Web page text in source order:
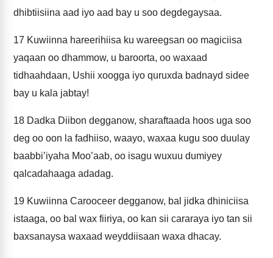
dhibtiisiina aad iyo aad bay u soo degdegaysaa.
17 Kuwiinna hareerihiisa ku wareegsan oo magiciisa
yaqaan oo dhammow, u baroorta, oo waxaad
tidhaahdaan, Ushii xoogga iyo quruxda badnayd sidee
bay u kala jabtay!
18 Dadka Diibon degganow, sharaftaada hoos uga soo
deg oo oon la fadhiiso, waayo, waxaa kugu soo duulay
baabbi’iyaha Moo’aab, oo isagu wuxuu dumiyey
qalcadahaaga adadag.
19 Kuwiinna Carooceer degganow, bal jidka dhiniciisa
istaaga, oo bal wax fiiriya, oo kan sii cararaya iyo tan sii
baxsanaysa waxaad weyddiisaan waxa dhacay.